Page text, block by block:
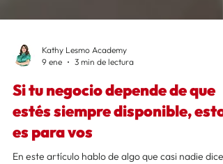
Kathy Lesmo Academy
9 ene
3 min de lectura
Si tu negocio depende de que